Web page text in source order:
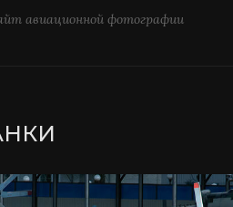
авиационной фотографии